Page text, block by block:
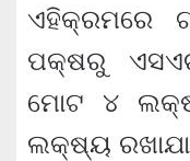
ଏହିକ୍ରମରେ
ପକ୍ଷରୁ
ମୋଟ ୪
ଲକ୍ଷ୍ୟ